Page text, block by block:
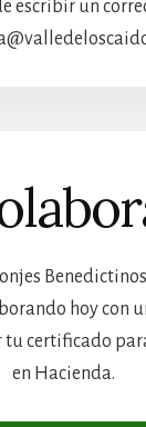
escribir un
hoy con
tu certificado
en Hacienda.